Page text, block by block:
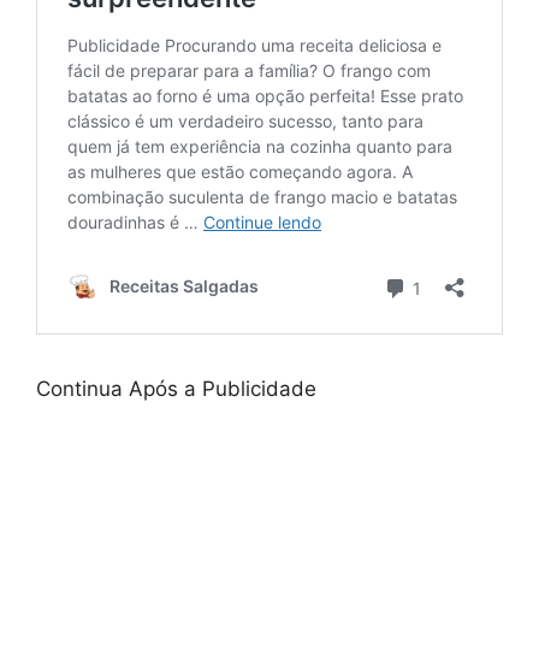
Continua Após a Publicidade